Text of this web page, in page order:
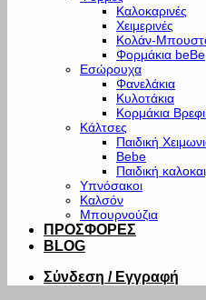
Καλοκαρινές
Χειμερινές
Κολάν-
Φορμάκια beBe
Εσώρουχα
Φανελάκια
Κυλοτάκια
Κορμάκια
Κάλτσες
Παιδική
Bebe
Παιδική
Υπνόσακοι
Καλσόν
Μπουρνούζια
ΠΡΟΣΦΟΡΕΣ
BLOG
Σύνδεση / Εγγραφή